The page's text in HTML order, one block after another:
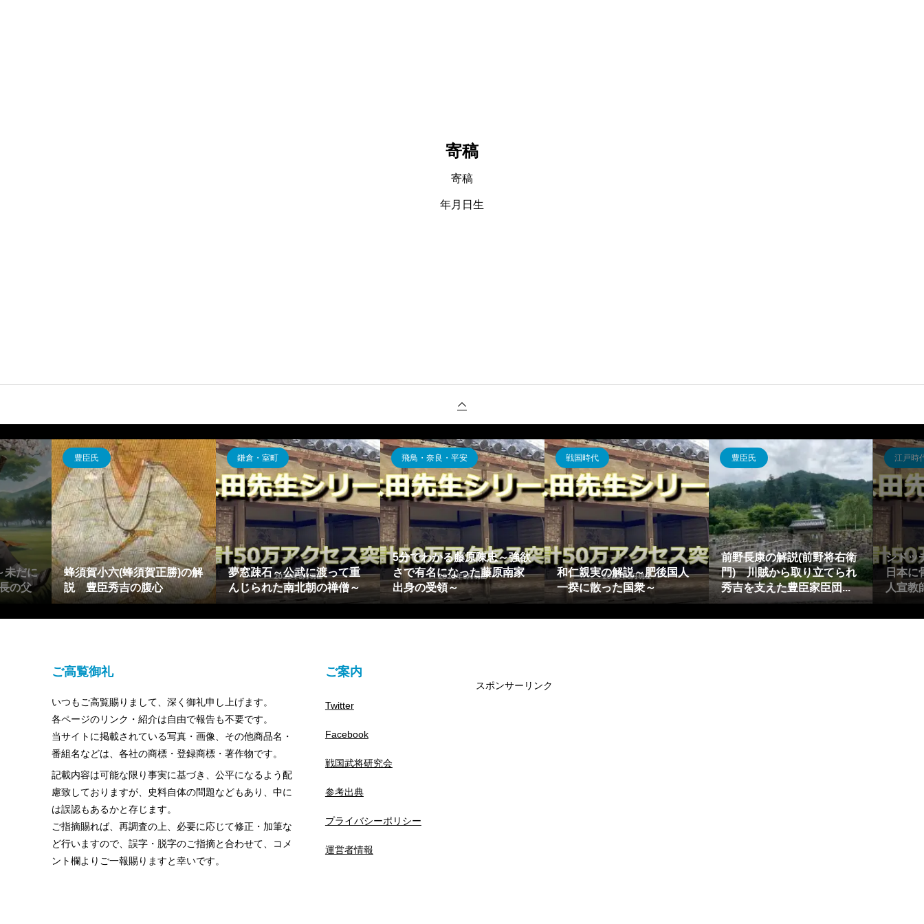
寄稿
寄稿
年月日生
未だに
の父
豊臣氏
蜂須賀小六(蜂須賀正勝)の解
説 豊臣秀吉の腹心
鎌倉・室町
夢窓疎石～公武に渡って重
んじられた南北朝の禅僧～
飛鳥・奈良・平安
5分でわかる藤原陳忠～強欲
さで有名になった藤原南家
出身の受領～
戦国時代
和仁親実の解説～肥後国人
一揆に散った国衆～
豊臣氏
前野長康の解説(前野将右衛
門) 川賊から取り立てられ
秀吉を支えた豊臣家臣団...
江戸時
シドッ
日本に
人宣教
ご高覧御礼
いつもご高覧賜りまして、深く御礼申し上げます。
各ページのリンク・紹介は自由で報告も不要です。
当サイトに掲載されている写真・画像、その他商品名・
番組名などは、各社の商標・登録商標・著作物です。
記載内容は可能な限り事実に基づき、公平になるよう配
慮致しておりますが、史料自体の問題などもあり、中に
は誤認もあるかと存じます。
ご指摘賜れば、再調査の上、必要に応じて修正・加筆な
ど行いますので、誤字・脱字のご指摘と合わせて、コメ
ント欄よりご一報賜りますと幸いです。
ご案内
Twitter
Facebook
戦国武将研究会
参考出典
プライバシーポリシー
運営者情報
スポンサーリンク